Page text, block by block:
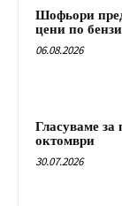
Шофьори
цени по
06.08.2026
Гласуваме за
октомври
30.07.2026